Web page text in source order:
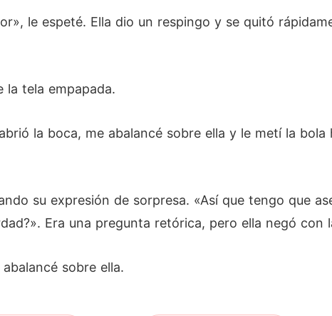
le espeté. Ella dio un respingo y se quitó
la tela empapada.
la boca, me abalancé sobre ella y le metí la bola
su expresión de sorpresa. «Así que tengo que
Era una pregunta retórica, pero ella negó con
sobre ella.